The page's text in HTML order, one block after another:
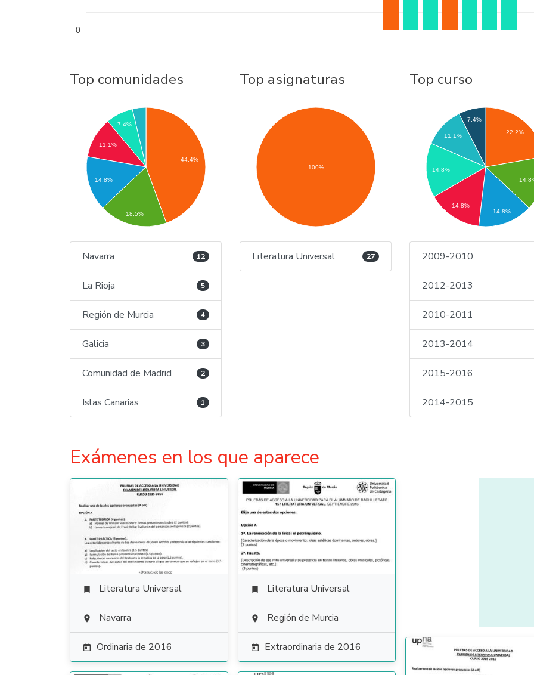
0
Top comunidades
44.4%
7.4%
11.1%
14.8%
18.5%
Navarra 12
La Rioja 5
Región de Murcia 4
Galicia 3
Comunidad de Madrid 2
Islas Canarias 1
Top asignaturas
100%
Literatura Universal 27
Top curso
22.2%
7.4%
11.1%
14.8%
14.8%
14.8%
2009-2010
2012-2013
2010-2011
2013-2014
2015-2016
2014-2015
Exámenes en los que aparece
 Literatura Universal
 Navarra
 Ordinaria de 2016
 Literatura Universal
 Región de Murcia
 Extraordinaria de 2016